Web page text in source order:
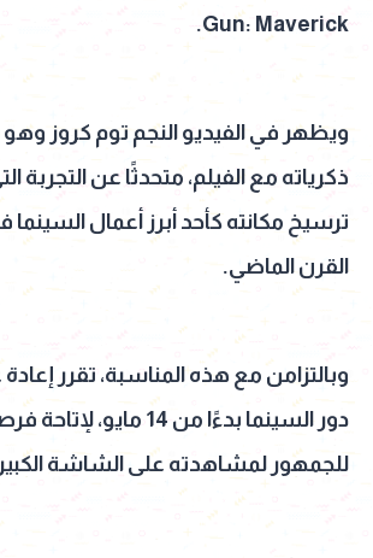
Gun: Maverick.
ويظهر في الفيديو النجم توم كروز
ذكرياته مع الفيلم، متحدثًا عن
ترسيخ مكانته كأحد أبرز أعمال السينما
القرن الماضي.
وبالتزامن مع هذه المناسبة، تقرر
دور السينما بدءًا من 14 مايو،
للجمهور لمشاهدته على الشاشة